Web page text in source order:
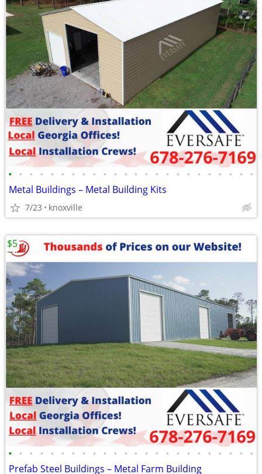
• • • • • • • • • • • • • • • • • • • • • • • •
Metal Buildings – Metal Building Kits
7/23 knoxville
• • • • • • • • • • • • • • • • • • • • • • • •
Prefab Steel Buildings – Metal Farm Building
$5